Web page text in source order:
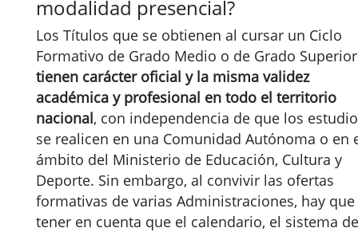
modalidad presencial?
Los Títulos que se obtienen al cursar un Ciclo
Formativo de Grado Medio o de Grado Superior
tienen carácter oficial y la misma validez
académica y profesional en todo el territorio
nacional, con independencia de que los
se realicen en una Comunidad Autónoma o en
ámbito del Ministerio de Educación, Cultura y
Deporte. Sin embargo, al convivir las ofertas
formativas de varias Administraciones, hay que
tener en cuenta que el calendario, el sistema de